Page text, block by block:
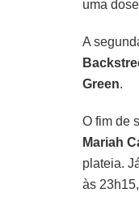
uma
A
Green.
O fim de
Mariah
plateia.
às